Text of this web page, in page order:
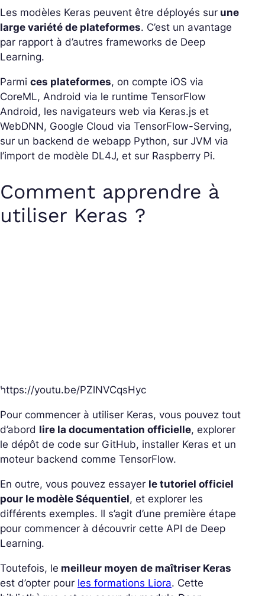
Les modèles Keras peuvent être déployés sur une
large variété de plateformes. C’est un avantage
par rapport à d’autres frameworks de Deep
Learning.
Parmi ces plateformes, on compte iOS via
CoreML, Android via le runtime TensorFlow
Android, les navigateurs web via Keras.js et
WebDNN, Google Cloud via TensorFlow-Serving,
sur un backend de webapp Python, sur JVM via
l’import de modèle DL4J, et sur Raspberry Pi.
Comment apprendre à
utiliser Keras ?
https://youtu.be/PZlNVCqsHyc
Pour commencer à utiliser Keras, vous pouvez tout
d’abord lire la documentation officielle, explorer
le dépôt de code sur GitHub, installer Keras et un
moteur backend comme TensorFlow.
En outre, vous pouvez essayer le tutoriel officiel
pour le modèle Séquentiel, et explorer les
différents exemples. Il s’agit d’une première étape
pour commencer à découvrir cette API de Deep
Learning.
Toutefois, le meilleur moyen de maîtriser Keras
est d’opter pour les formations Liora. Cette